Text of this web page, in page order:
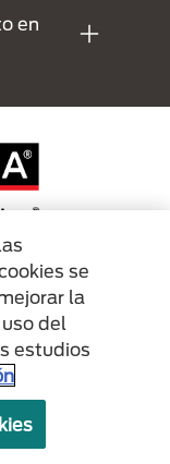
en
Produits Nestlé S.A.,
se
la
del
estudios